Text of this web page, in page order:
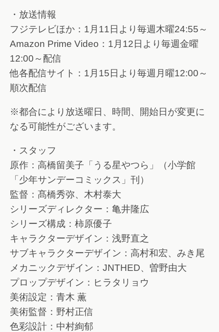
・放送情報
フジテレビほか：1月11日より毎週木曜24:55～
Amazon Prime Video：1月12日より毎週金曜
12:00～配信
他各配信サイト：1月15日より毎週月曜12:00～
順次配信
※都合により放送曜日、時間、開始日が変更に
なる可能性がございます。
・スタッフ
原作：高橋留美子「うる星やつら」（小学館
「少年サンデーコミックス」刊）
監督：髙橋秀弥、木村泰大
シリーズディレクター：亀井隆広
シリーズ構成：柿原優子
キャラクターデザイン：浅野直之
サブキャラクターデザイン：高村和宏、みき尾
メカニックデザイン：JNTHED、曽野由大
プロップデザイン：ヒラタリョウ
美術設定：青木 薫
美術監督：野村正信
色彩設計：中村絢郁